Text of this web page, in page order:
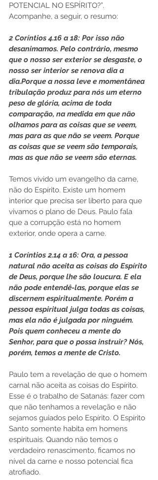
POTENCIAL NO ESPÍRITO?”.
Acompanhe, a seguir, o resumo:
2 Coríntios 4.16 a 18: Por isso não
desanimamos. Pelo contrário, mesmo
que o nosso ser exterior se desgaste, o
nosso ser interior se renova dia a
dia.Porque a nossa leve e momentânea
tribulação produz para nós um eterno
peso de glória, acima de toda
comparação, na medida em que não
olhamos para as coisas que se veem,
mas para as que não se veem. Porque
as coisas que se veem são temporais,
mas as que não se veem são eternas.
Temos vivido um evangelho da carne,
não do Espírito. Existe um homem
interior que precisa ser liberto para que
vivamos o plano de Deus. Paulo fala
que a corrupção está no homem
exterior, onde opera a carne.
1 Coríntios 2.14 a 16: Ora, a pessoa
natural não aceita as coisas do Espírito
de Deus, porque lhe são loucura. E ela
não pode entendê-las, porque elas se
discernem espiritualmente. Porém a
pessoa espiritual julga todas as coisas,
mas ela não é julgada por ninguém.
Pois quem conheceu a mente do
Senhor, para que o possa instruir? Nós,
porém, temos a mente de Cristo.
Paulo tem a revelação de que o homem
carnal não aceita as coisas do Espírito.
Esse é o trabalho de Satanás: fazer com
que não tenhamos a revelação e não
sejamos guiados pelo Espírito. O Espírito
Santo somente habita em homens
espirituais. Quando não temos o
verdadeiro renascimento, ficamos no
nível da carne e nosso potencial fica
atrofiado.